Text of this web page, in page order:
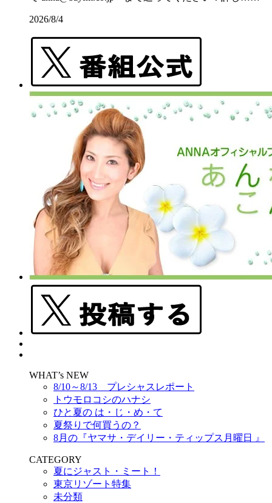
2026/8/4
WHAT’s NEW
8/10～8/13 プレシャスレポート
トウモロコシのハナシ
ひと夏の は・じ・め・て
夏祭りで何買うの？
8月の『ヤマサ・デイリー・ティップス月曜日 』
CATEGORY
夏にジャスト・ミート！
東京リゾート特集
未分類